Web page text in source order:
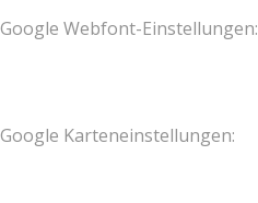
Google Webfont-Einstellungen:
Google Karteneinstellungen: